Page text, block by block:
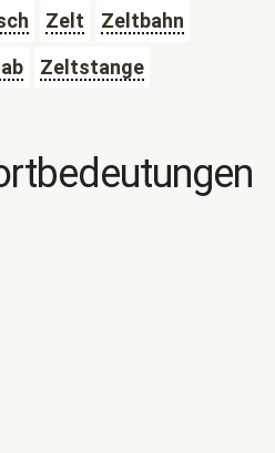
Zelt
Zeltbahn
Zeltstange